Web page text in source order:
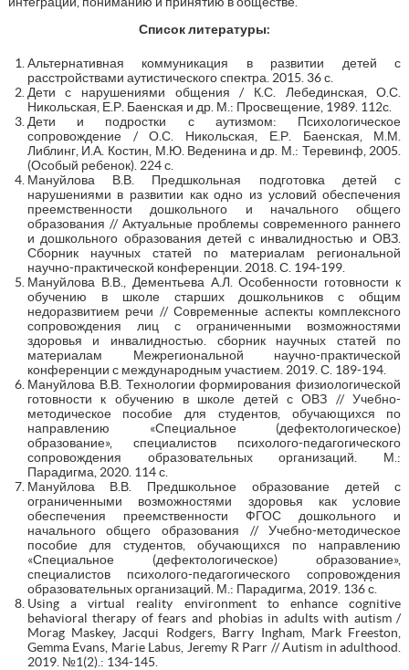
Список литературы:
Альтернативная коммуникация в развитии детей с
расстройствами аутистического спектра. 2015. 36 с.
Дети с нарушениями общения / К.С. Лебединская, О.С.
Никольская, Е.Р. Баенская и др. М.: Просвещение, 1989. 112с.
Дети и подростки с аутизмом: Психологическое
сопровождение / О.С. Никольская, Е.Р. Баенская, М.М.
Либлинг, И.А. Костин, М.Ю. Веденина и др. М.: Теревинф, 2005.
(Особый ребенок). 224 с.
Мануйлова В.В. Предшкольная подготовка детей с
нарушениями в развитии как одно из условий обеспечения
преемственности дошкольного и начального общего
образования // Актуальные проблемы современного раннего
и дошкольного образования детей с инвалидностью и ОВЗ.
Сборник научных статей по материалам региональной
научно-практической конференции. 2018. С. 194-199.
Мануйлова В.В., Дементьева А.Л. Особенности готовности к
обучению в школе старших дошкольников с общим
недоразвитием речи // Современные аспекты комплексного
сопровождения лиц с ограниченными возможностями
здоровья и инвалидностью. сборник научных статей по
материалам Межрегиональной научно-практической
конференции с международным участием. 2019. С. 189-194.
Мануйлова В.В. Технологии формирования физиологической
готовности к обучению в школе детей с ОВЗ // Учебно-
методическое пособие для студентов, обучающихся по
направлению «Специальное (дефектологическое)
образование», специалистов психолого-педагогического
сопровождения образовательных организаций. М.:
Парадигма, 2020. 114 с.
Мануйлова В.В. Предшкольное образование детей с
ограниченными возможностями здоровья как условие
обеспечения преемственности ФГОС дошкольного и
начального общего образования // Учебно-методическое
пособие для студентов, обучающихся по направлению
«Специальное (дефектологическое) образование»,
специалистов психолого-педагогического сопровождения
образовательных организаций. М.: Парадигма, 2019. 136 с.
Using a virtual reality environment to enhance cognitive
behavioral therapy of fears and phobias in adults with autism /
Morag Maskey, Jacqui Rodgers, Barry Ingham, Mark Freeston,
Gemma Evans, Marie Labus, Jeremy R Parr // Autism in adulthood.
2019. №1(2).: 134-145.